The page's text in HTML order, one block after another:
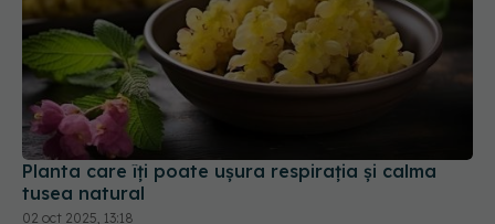
Planta care îți poate ușura respirația și calma
tusea natural
02 oct 2025, 13:18